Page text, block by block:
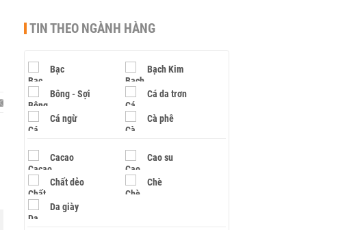
TIN THEO NGÀNH HÀNG
Bạc Bạch Kim
Bông - Sợi Cá da trơn
Cá ngừ Cà phê
Cacao Cao su
Chất dẻo Chè
Da giày